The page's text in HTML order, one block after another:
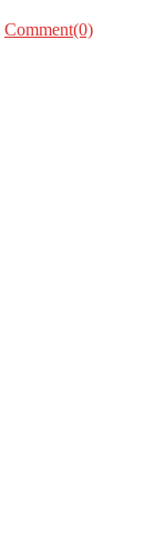
Comment(0)